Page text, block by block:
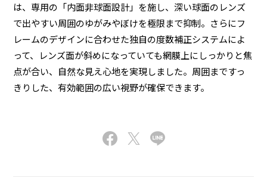
は、専用の「内面非球面設計」を施し、深い球面のレンズ
で出やすい周囲のゆがみやぼけを極限まで抑制。さらにフ
レームのデザインに合わせた独自の度数補正システムによ
って、レンズ面が斜めになっていても網膜上にしっかりと焦
点が合い、自然な見え心地を実現しました。周囲まですっ
きりした、有効範囲の広い視野が確保できます。